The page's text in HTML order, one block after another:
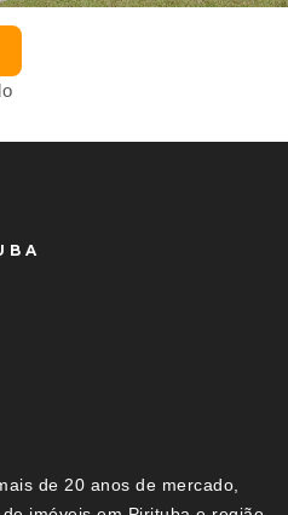
de 20 anos de mercado,